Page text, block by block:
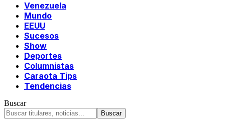
Venezuela
Mundo
EEUU
Sucesos
Show
Deportes
Columnistas
Caraota Tips
Tendencias
Buscar